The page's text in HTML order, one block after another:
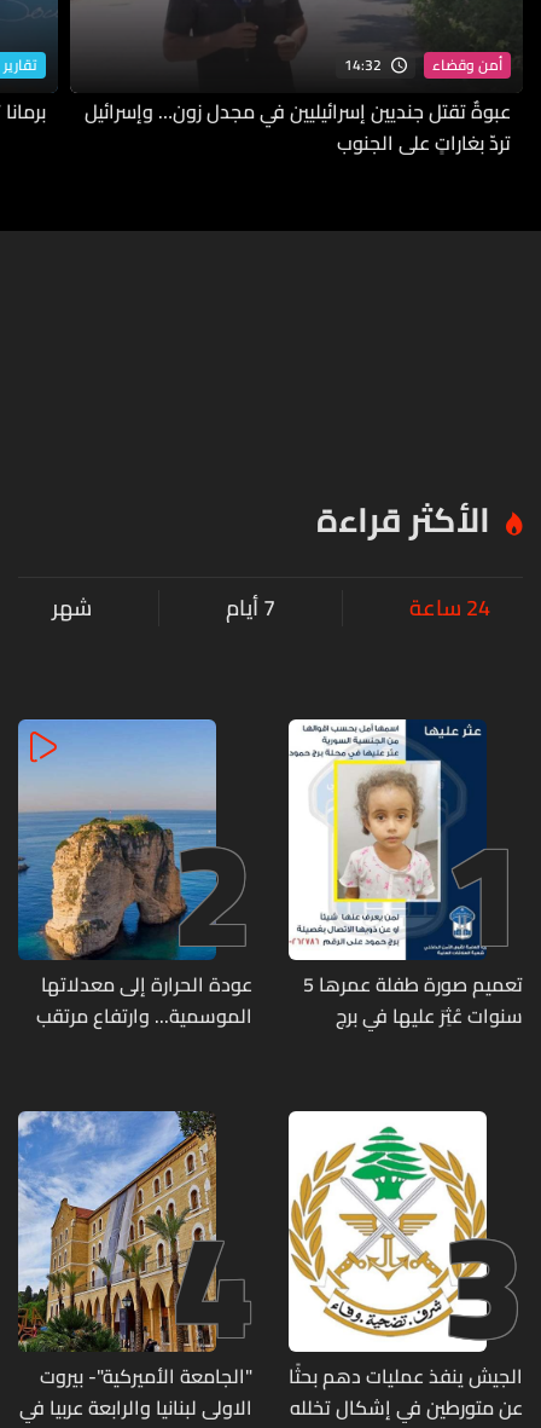
أمن وقضاء 14:32
عبوةٌ تقتل جنديين إسرائيليين في مجدل زون… وإسرائيل
تردّ بغاراتٍ على الجنوب
الأكثر قراءة
24 ساعة 7 أيام شهر
1
تعميم صورة طفلة عمرها 5
سنوات عُثِرَ عليها في برج
2
عودة الحرارة إلى معدلاتها
الموسمية... وارتفاع مرتقب
3
الجيش ينفذ عمليات دهم بحثًا
عن متورطين في إشكال تخلله
4
"الجامعة الأميركية"- بيروت
الاولى لبنانيا والرابعة عربيا في